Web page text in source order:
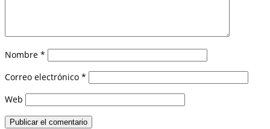
Nombre *
Correo electrónico *
Web